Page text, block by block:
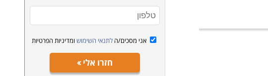
אני מסכים/הלתנאי השימוש ומדיניות הפרטיות
חזרו אלי